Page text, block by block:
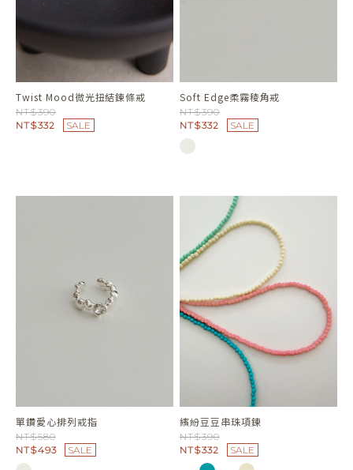
Twist Mood微光扭結鍊條戒
NT$390
NT$332
SALE
Soft Edge柔霧稜角戒
NT$390
NT$332
SALE
單鑽愛心排列戒指
NT$580
NT$493
SALE
繽紛豆豆串珠項鍊
NT$390
NT$332
SALE